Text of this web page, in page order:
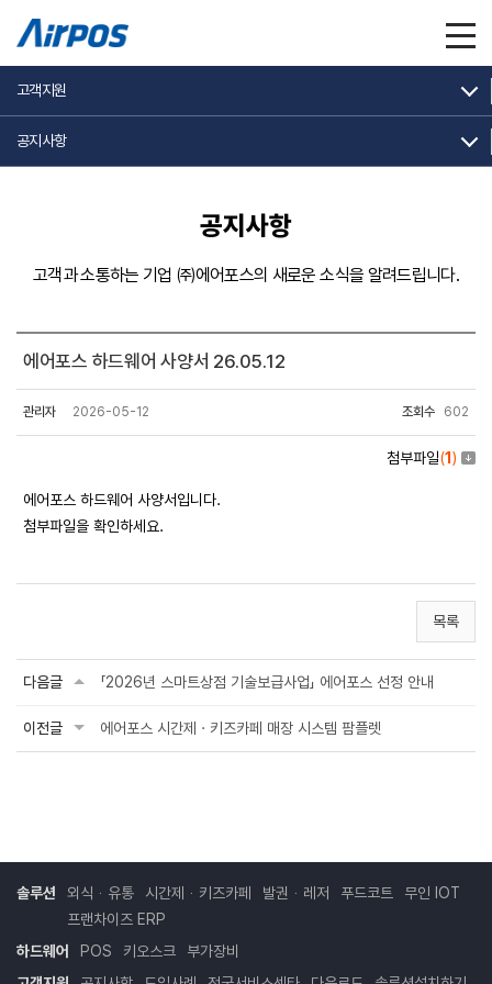
고객지원
공지사항
공지사항
고객과 소통하는 기업 ㈜에어포스의 새로운 소식을 알려드립니다.
에어포스 하드웨어 사양서 26.05.12
관리자 2026-05-12 조회수 602
첨부파일(1 )
에어포스 하드웨어 사양서입니다.
첨부파일을 확인하세요.
목록
다음글 「2026년 스마트상점 기술보급사업」 에어포스 선정 안내
이전글 에어포스 시간제 · 키즈카페 매장 시스템 팜플렛
솔루션 외식ᆞ유통 시간제ᆞ키즈카페 발권ᆞ레저 푸드코트
무인 IOT
프랜차이즈 ERP
하드웨어
POS 키오스크
부가장비